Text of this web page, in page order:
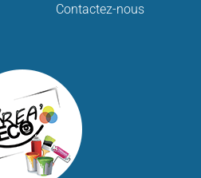
Contactez-nous